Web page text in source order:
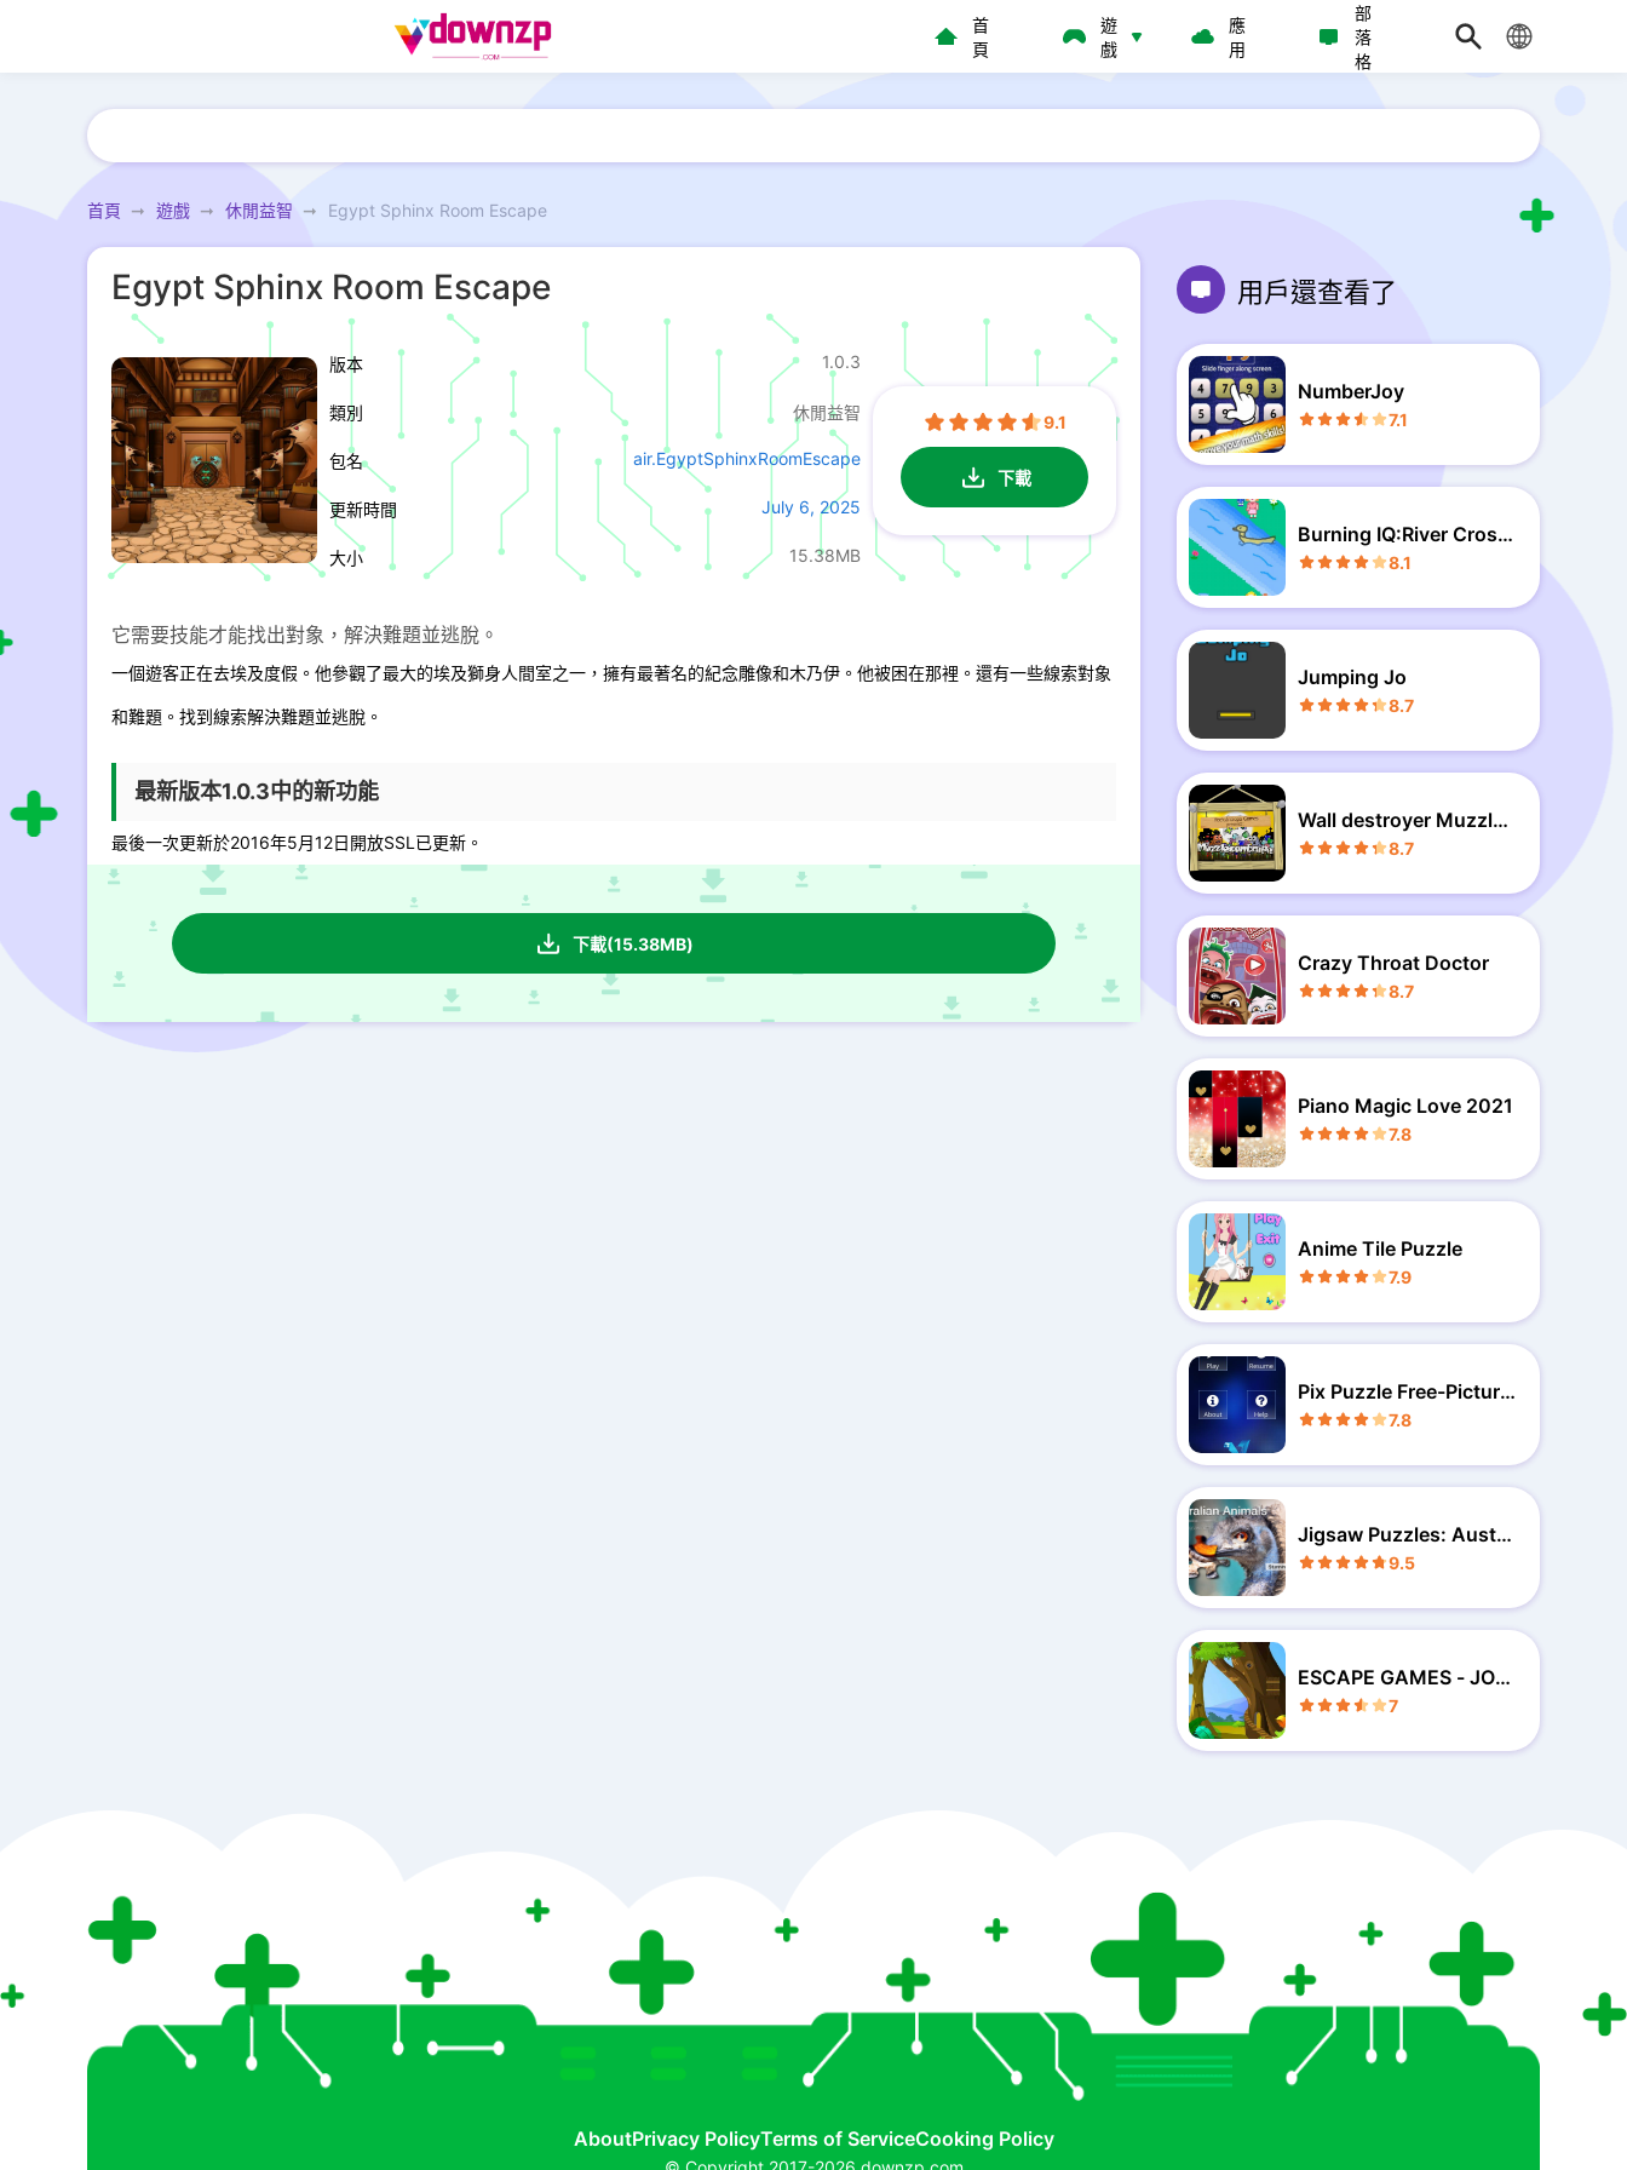
首
頁
遊
戲
應
用
部
落
格
首頁 遊戲 休閒益智 Egypt Sphinx Room Escape
Egypt Sphinx Room Escape
版本 1.0.3
類別 休閒益智
包名 air.EgyptSphinxRoomEscape
更新時間 July 6, 2025
大小 15.38MB
9.1
下載
它需要技能才能找出對象，解決難題並逃脫。
一個遊客正在去埃及度假。他參觀了最大的埃及獅身人間室之一，擁有最著名的紀念雕像和木乃伊。他被困在那裡。還有一些線索對象
和難題。找到線索解決難題並逃脫。
最新版本1.0.3中的新功能
最後一次更新於2016年5月12日開放SSL已更新。
下載(15.38MB)
用戶還查看了
NumberJoy
7.1
Burning IQ:River Crossi
ng
8.1
Jumping Jo
8.7
Wall destroyer Muzzlec
anthrope 8.7
Crazy Throat Doctor
8.7
Piano Magic Love 2021
7.8
Anime Tile Puzzle
7.9
Pix Puzzle Free-Picture
Puzzle
7.8
Jigsaw Puzzles: Aust.
Animals
9.5
ESCAPE GAMES - JOY
367
7
AboutPrivacy PolicyTerms of ServiceCooking Policy